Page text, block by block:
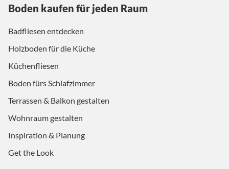
Boden kaufen für jeden Raum
Badfliesen entdecken
Holzboden für die Küche
Küchenfliesen
Boden fürs Schlafzimmer
Terrassen & Balkon gestalten
Wohnraum gestalten
Inspiration & Planung
Get the Look